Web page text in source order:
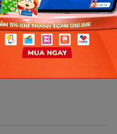
giáo viên giảng dạy
Hãy liên hệ với
phí và
trải nghiệm